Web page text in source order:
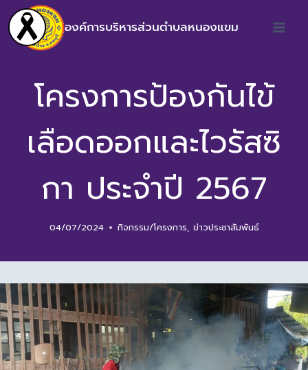
องค์การบริหารส่วนตำบลหนองแขม
โครงการป้องกันไข้
เลือดออกและไวรัสซิ
กา ประจำปี 2567
04/07/2024 กิจกรรม/โครงการ, ข่าวประชาสัมพันธ์